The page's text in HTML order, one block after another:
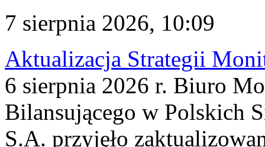
7 sierpnia 2026, 10:09
Aktualizacja Strategii
6 sierpnia 2026 r. Biuro
Bilansującego w Polskich
S.A. przyjęło